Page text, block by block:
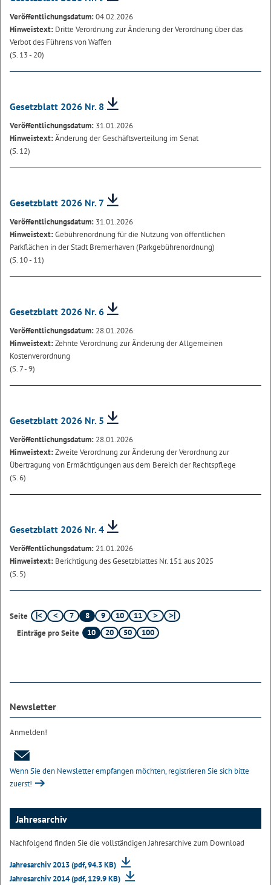
Veröffentlichungsdatum:04.02.2026
Hinweistext: Dritte Verordnung zur Änderung der Verordnung über das
Verbot des Führens von Waffen
(S. 13 - 20)
Gesetzblatt 2026 Nr. 8
Veröffentlichungsdatum: 31.01.2026
Hinweistext:Änderung der Geschäftsverteilung im Senat
(S. 12)
Gesetzblatt 2026 Nr. 7
Veröffentlichungsdatum: 31.01.2026
Hinweistext:Gebührenordnung für die Nutzung von öffentlichen
Parkflächen in der Stadt Bremerhaven (Parkgebührenordnung)
(S. 10 - 11)
Gesetzblatt 2026 Nr. 6
Veröffentlichungsdatum: 28.01.2026
Hinweistext:Zehnte Verordnung zur Änderung der Allgemeinen
Kostenverordnung
(S. 7 - 9)
Gesetzblatt 2026 Nr. 5
Veröffentlichungsdatum: 28.01.2026
Hinweistext:Zweite Verordnung zur Änderung der Verordnung zur
Übertragung von Ermächtigungen aus dem Bereich der Rechtspflege
(S. 6)
Gesetzblatt 2026 Nr. 4
Veröffentlichungsdatum: 21.01.2026
Hinweistext: Berichtigung des Gesetzblattes Nr. 151 aus 2025
(S. 5)
Seite 7 8 9 10
11
Einträge pro Seite
10 20 50 100
Newsletter
Anmelden!
Wenn Sie den Newsletter empfangen möchten, registrieren Sie sich bitte
zuerst!
Jahresarchiv
Nachfolgend finden Sie die vollständigen Jahresarchive zum Download
Jahresarchiv 2013 (pdf, 94.3 KB)
Jahresarchiv 2014 (pdf, 129.9 KB)